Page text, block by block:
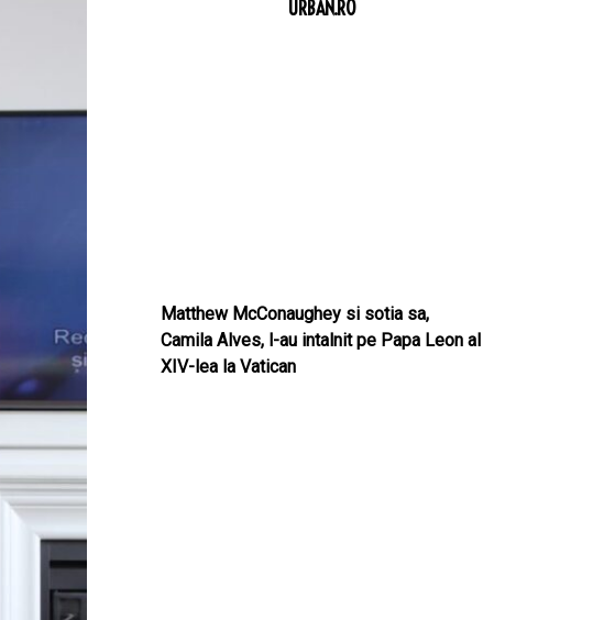
URBAN.RO
Matthew McConaughey si sotia sa,
Camila Alves, l-au intalnit pe Papa Leon al
XIV-lea la Vatican